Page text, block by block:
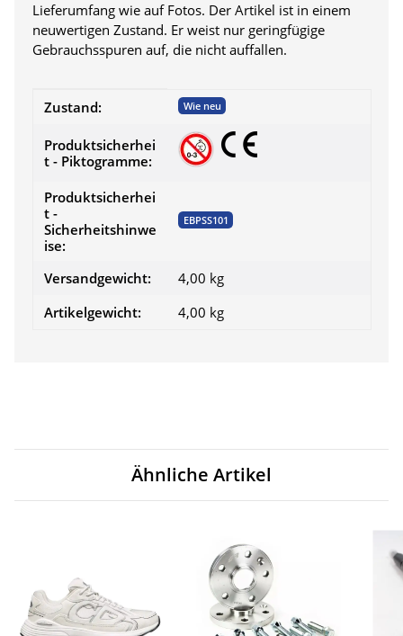
Lieferumfang wie auf Fotos. Der Artikel ist in einem
neuwertigen Zustand. Er weist nur geringfügige
Gebrauchsspuren auf, die nicht auffallen.
Produkteigenschaft
Wert
Zustand: Wie neu
Produktsicherhei
t - Piktogramme:
Produktsicherhei
t -
Sicherheitshinwe
ise:
EBPSS101
Versandgewicht:
4,00 kg
Artikelgewicht:
4,00 kg
Ähnliche Artikel